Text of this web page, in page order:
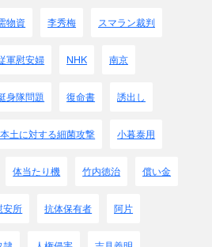
発行したのか、
｣
を共に円と1：1で決めましたが、
交換比率は
分離しました。
せました
物資 李秀梅 スマラン裁判
軍慰安婦 NHK 南京
身隊問題 復命書 誘出し
土に対する細菌攻撃 小暮泰用
体当たり機 竹内徳治 償い金
安所 抗体保有者 阿片